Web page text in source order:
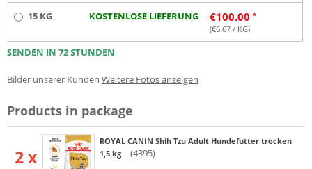
15 KG KOSTENLOSE LIEFERUNG €100.00
(€6.67 / KG)
SENDEN IN 72 STUNDEN
Bilder unserer Kunden Weitere Fotos anzeigen
Products in package
2 x
ROYAL CANIN Shih Tzu Adult Hundefutter trocken
1,5 kg
(4395)